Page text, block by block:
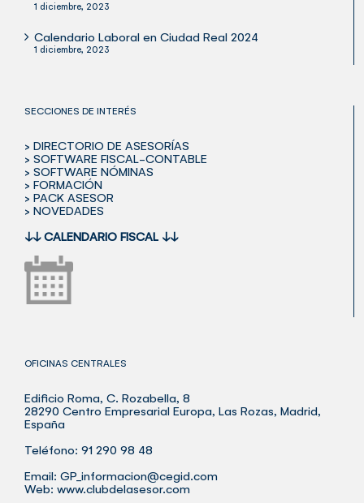
1 diciembre, 2023
Calendario Laboral en Ciudad Real 2024
1 diciembre, 2023
SECCIONES DE INTERÉS
> DIRECTORIO DE ASESORÍAS
> SOFTWARE FISCAL-CONTABLE
> SOFTWARE NÓMINAS
> FORMACIÓN
> PACK ASESOR
> NOVEDADES
↓↓ CALENDARIO FISCAL ↓↓
OFICINAS CENTRALES
Edificio Roma, C. Rozabella, 8
28290 Centro Empresarial Europa, Las Rozas, Madrid,
España
Teléfono: 91 290 98 48
Email: GP_informacion@cegid.com
Web: www.clubdelasesor.com